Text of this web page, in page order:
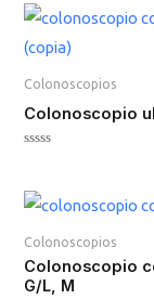
Colonoscopios
Colonoscopio
de
5
Colonoscopios
Colonoscopio
G/L, M